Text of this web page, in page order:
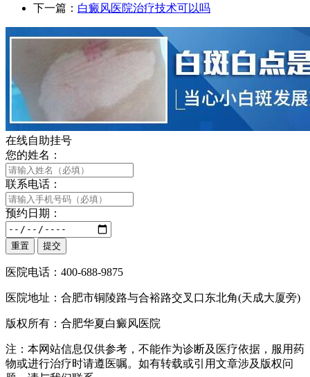
下一篇： 白癜风医院治疗技术可以吗
在线自助挂号
您的姓名：
联系电话：
预约日期：
医院电话：400-688-9875
医院地址：合肥市铜陵路与合裕路交叉口东北角(天成大厦旁)
版权所有：合肥华夏白癜风医院
注：本网站信息仅供参考，不能作为诊断及医疗依据，服用药
物或进行治疗时请遵医嘱。如有转载或引用文章涉及版权问